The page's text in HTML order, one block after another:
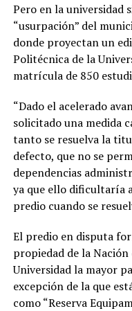
Pero en la universidad
“usurpación” del
donde proyectan un
Politécnica de la
matrícula de 850
“Dado el acelerado
solicitado una medida
tanto se resuelva la
defecto, que no se
dependencias
ya que ello dificultaría
predio cuando se
El predio en disputa
propiedad de la
Universidad la mayor
excepción de la que
como “Reserva